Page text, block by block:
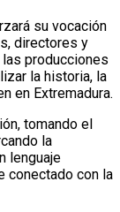
su vocación
directores y
producciones
la historia, la
en Extremadura.
tomando el
la
lenguaje
conectado con la